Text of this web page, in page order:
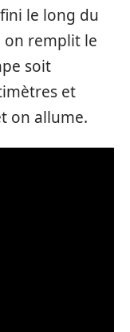
le long du
on remplit le
soit
et
on allume.